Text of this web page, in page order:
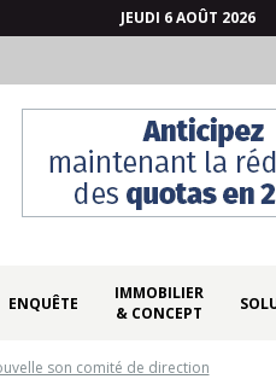
JEUDI 6 AOÛT 2026
ENQUÊTE
IMMOBILIER
& CONCEPT
son comité de direction